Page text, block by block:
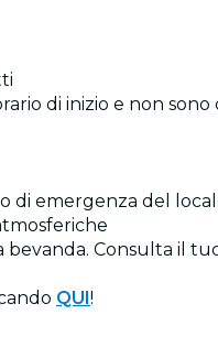
di inizio e non
di emergenza del
bevanda. Consulta il
QUI!